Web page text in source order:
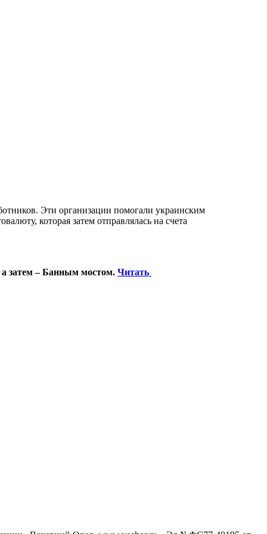
Эти организации помогали украинским
которая затем отправлялась на счета
затем – Банным мостом. Читать